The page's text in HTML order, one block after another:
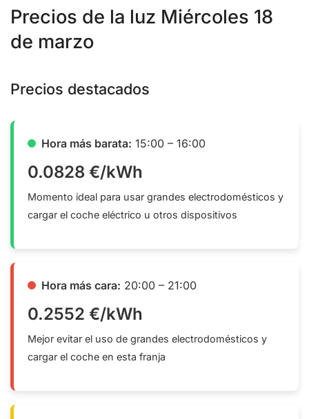
Precios de la luz Miércoles 18
de marzo
Precios destacados
Hora más barata: 15:00 – 16:00
0.0828 €/kWh
Momento ideal para usar grandes electrodomésticos y
cargar el coche eléctrico u otros dispositivos
Hora más cara: 20:00 – 21:00
0.2552 €/kWh
Mejor evitar el uso de grandes electrodomésticos y
cargar el coche en esta franja